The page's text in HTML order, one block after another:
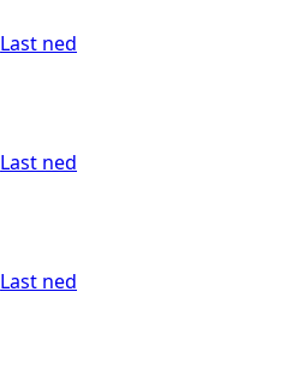
Last ned
Last ned
Last ned